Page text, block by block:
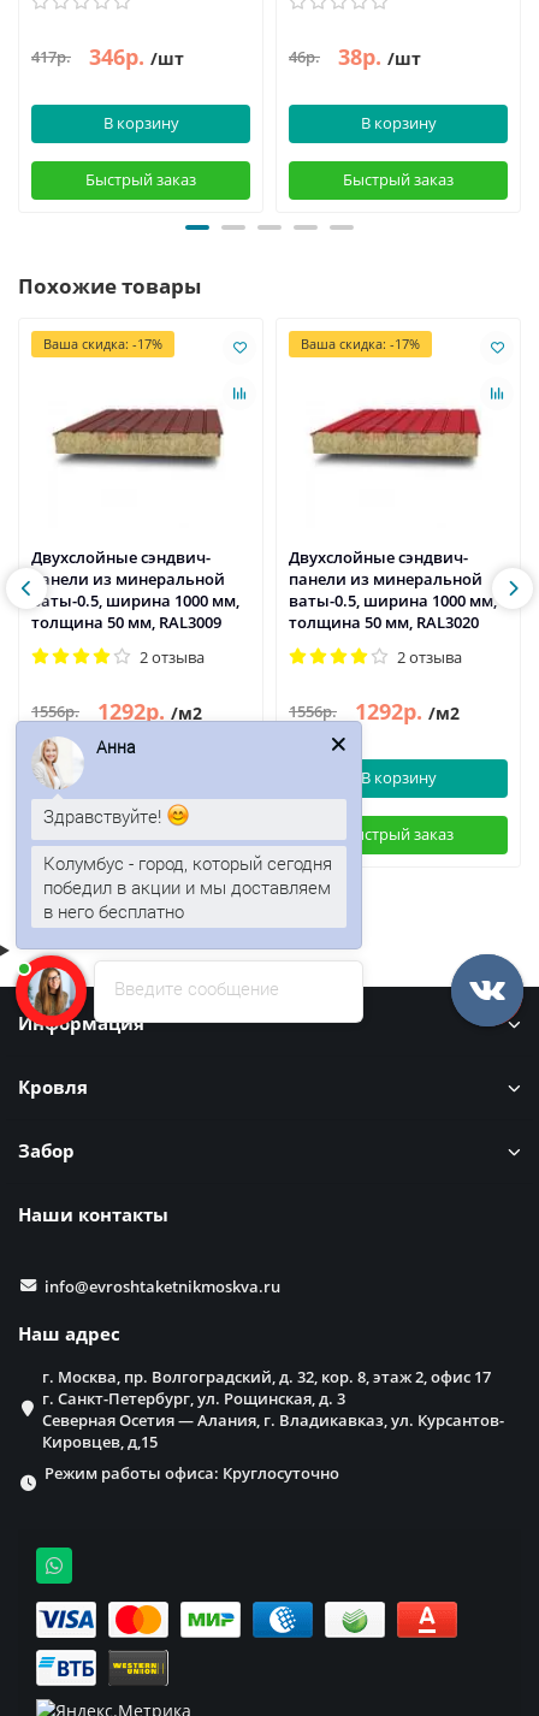
417р. 346р. /шт
В корзину
Быстрый заказ
46р. 38р. /шт
В корзину
Быстрый заказ
Похожие товары
Ваша скидка: -17%
Двухслойные сэндвич-
панели из минеральной
ваты-0.5, ширина 1000 мм,
толщина 50 мм, RAL3009
2 отзыва
1556р. 1292р. /м2
Ваша скидка: -17%
Двухслойные сэндвич-
панели из минеральной
ваты-0.5, ширина 1000 мм,
толщина 50 мм, RAL3020
2 отзыва
1556р. 1292р. /м2
В корзину
Быстрый заказ
Информация
Кровля
Забор
Наши контакты
info@evroshtaketnikmoskva.ru
Наш адрес
г. Москва, пр. Волгоградский, д. 32, кор. 8, этаж 2, офис 17
г. Санкт-Петербург, ул. Рощинская, д. 3
Северная Осетия — Алания, г. Владикавказ, ул. Курсантов-
Кировцев, д,15
Режим работы офиса: Круглосуточно
Введите сообщение
Анна
Здравствуйте!
Колумбус - город, который сегодня
победил в акции и мы доставляем
в него бесплатно